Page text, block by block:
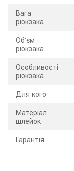
Вага
рюкзака
Об'єм
рюкзака
Особливості
рюкзака
Для кого
Матеріал
шлейок
Гарантія